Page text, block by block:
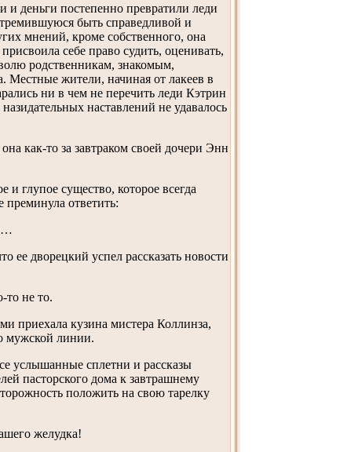
и деньги постепенно превратили леди
быть справедливой и
мнений, кроме собственного, она
себе право судить, оценивать,
родственникам, знакомым,
жители, начиная от лакеев в
ни в чем не перечить леди Кэтрин
наставлений не удавалось
как-то за завтраком своей дочери Энн
глупое существо, которое всегда
преминула ответить:
ее дворецкий успел рассказать новости
то не то.
приехала кузина мистера Коллинза,
мужской линии.
услышанные сплетни и рассказы
пасторского дома к завтрашнему
положить на свою тарелку
желудка!